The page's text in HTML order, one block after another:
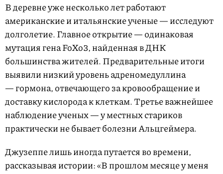
В деревне уже несколько лет работают
американские и итальянские ученые — исследуют
долголетие. Главное открытие — одинаковая
мутация гена FoXo3, найденная в ДНК
большинства жителей. Предварительные итоги
выявили низкий уровень адреномедуллина
— гормона, отвечающего за кровообращение и
доставку кислорода к клеткам. Третье важнейшее
наблюдение ученых — у местных стариков
практически не бывает болезни Альцгеймера.
Джузеппе лишь иногда путается во времени,
рассказывая истории: «В прошлом месяце у меня